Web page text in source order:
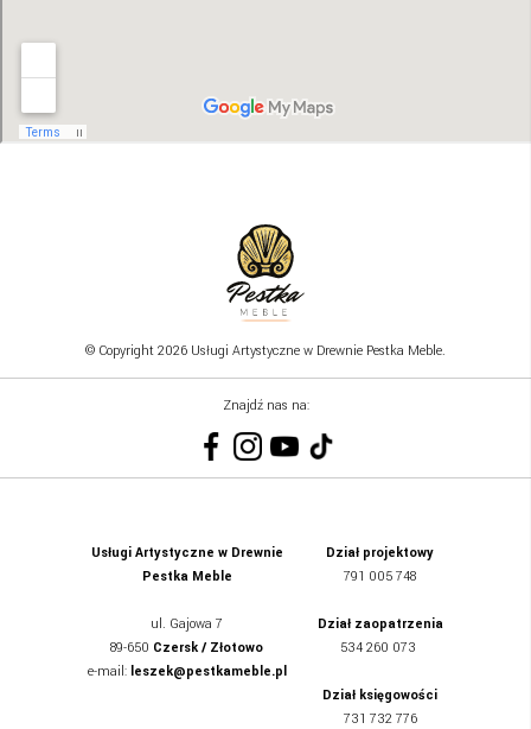
© Copyright 2026 Usługi Artystyczne w Drewnie Pestka Meble.
Znajdź nas na:
Usługi Artystyczne w Drewnie
Pestka Meble
ul. Gajowa 7
89-650 Czersk / Złotowo
e-mail: leszek@pestkameble.pl
Dział projektowy
791 005 748
Dział zaopatrzenia
534 260 073
Dział księgowości
731 732 776